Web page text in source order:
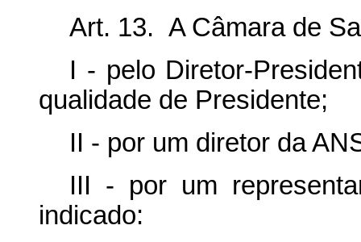
Art. 13. A Câmara de
I - pelo Diretor-
qualidade de Presidente;
II - por um diretor da
III - por um
indicado: